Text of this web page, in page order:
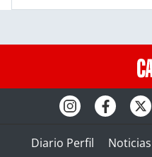
Diario Perfil Noticias